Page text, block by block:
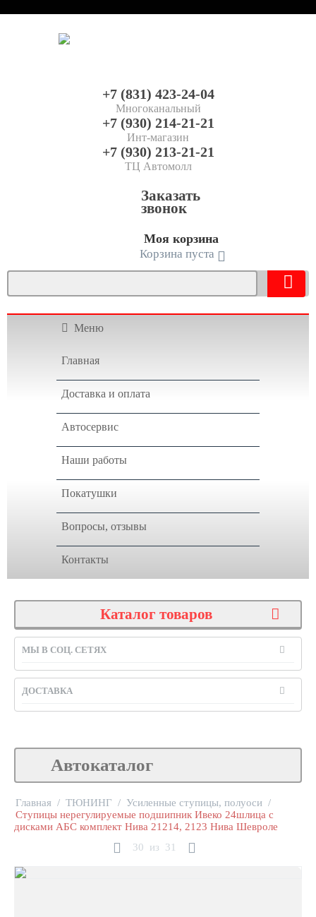
+7 (831) 423-24-04
Многоканальный
+7 (930) 214-21-21
Инт-магазин
+7 (930) 213-21-21
ТЦ Автомолл
Заказать
звонок
Моя корзина
Корзина пуста
Меню
Главная
Доставка и оплата
Автосервис
Наши работы
Покатушки
Вопросы, отзывы
Контакты
Каталог товаров
МЫ В СОЦ. СЕТЯХ
ДОСТАВКА
Автокаталог
Главная / ТЮНИНГ / Усиленные ступицы, полуоси /
Ступицы нерегулируемые подшипник Ивеко 24шлица с
дисками АБС комплект Нива 21214, 2123 Нива Шевроле
30
из 31